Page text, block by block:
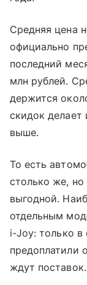
Средняя цена
официально
последний
млн рублей.
держится
скидок делает
выше.
То есть
столько же, но
выгодной.
отдельным
i-Joy: только в
предоплатили
ждут поставок.